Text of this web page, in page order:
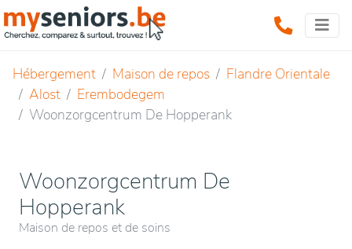
Hébergement Maison de repos
Flandre Orientale
Alost
Erembodegem
Woonzorgcentrum De Hopperank
Woonzorgcentrum De
Hopperank
Maison de repos et de soins